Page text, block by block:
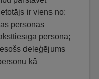
ir viens no:
personas
persona;
deleģējums
kā